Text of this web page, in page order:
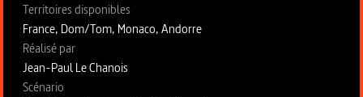
Territoires disponibles
France, Dom/Tom, Monaco, Andorre
Fiche technique section droite
Réalisé par
Jean-Paul Le Chanois
Scénario